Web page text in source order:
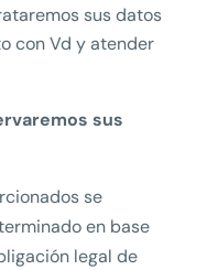
sus datos
con Vd y atender
sus
se
en base
legal de